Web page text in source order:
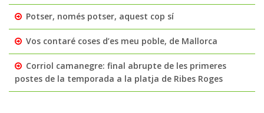
Potser, només potser, aquest cop sí
Vos contaré coses d’es meu poble, de Mallorca
Corriol camanegre: final abrupte de les primeres
postes de la temporada a la platja de Ribes Roges